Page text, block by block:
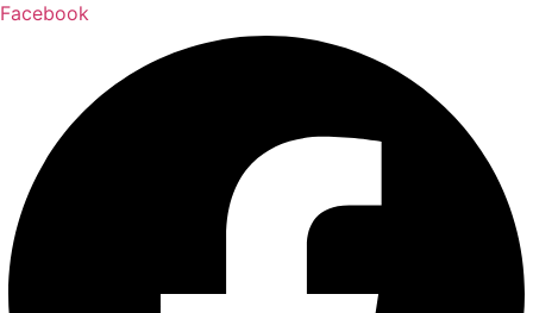
Facebook